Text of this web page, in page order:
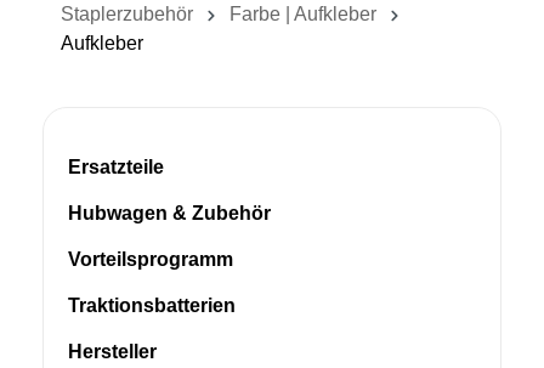
Staplerzubehör
Farbe | Aufkleber
Aufkleber
Ersatzteile
Hubwagen & Zubehör
Vorteilsprogramm
Traktionsbatterien
Hersteller